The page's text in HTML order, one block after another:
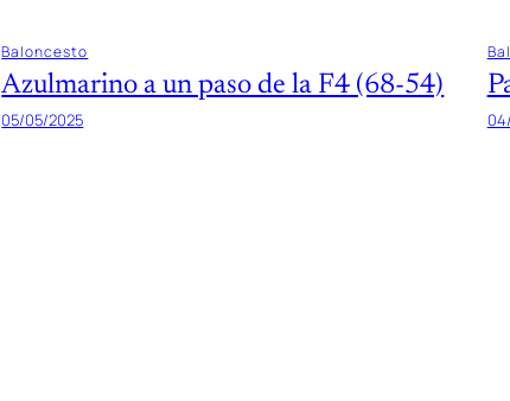
Baloncesto
Azulmarino a un paso de la F4 (68-54)
05/05/2025